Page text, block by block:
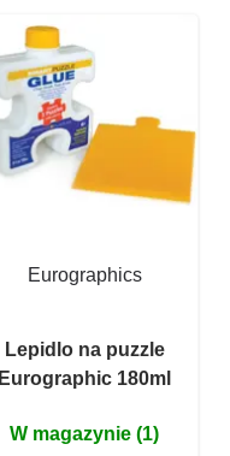
Eurographics
Lepidlo na puzzle
Eurographic 180ml
W magazynie (1)